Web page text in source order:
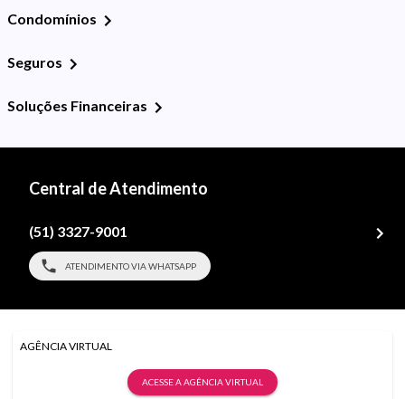
Condomínios
Seguros
Soluções Financeiras
Central de Atendimento
(51) 3327-9001
ATENDIMENTO VIA WHATSAPP
AGÊNCIA VIRTUAL
ACESSE A AGÊNCIA VIRTUAL